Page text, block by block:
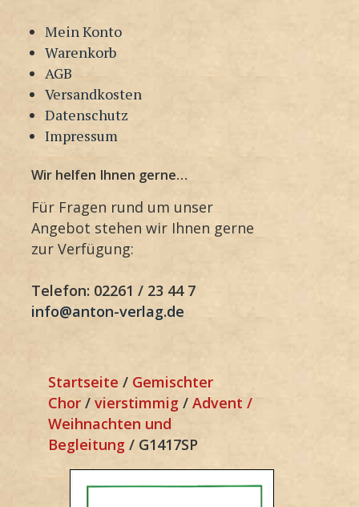
Mein Konto
Warenkorb
AGB
Versandkosten
Datenschutz
Impressum
Wir helfen Ihnen gerne…
Für Fragen rund um unser
Angebot stehen wir Ihnen gerne
zur Verfügung:
Telefon: 02261 / 23 44 7
info@anton-verlag.de
Startseite / Gemischter
Chor / vierstimmig / Advent /
Weihnachten und
Begleitung / G1417SP